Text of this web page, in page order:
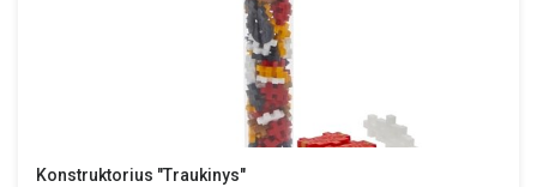
Konstruktorius "Traukinys"